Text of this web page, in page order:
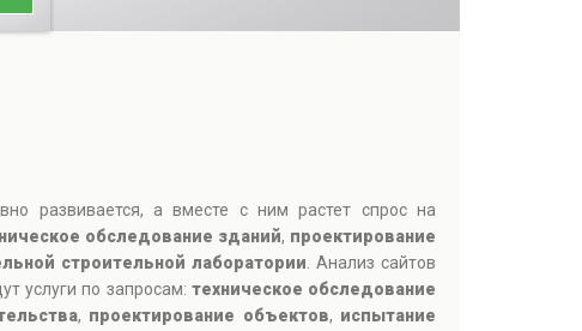
развивается, а вместе с ним растет спрос на
обследование зданий, проектирование
строительной лаборатории . Анализ сайтов
услуги по запросам: техническое обследование
, проектирование объектов, испытание